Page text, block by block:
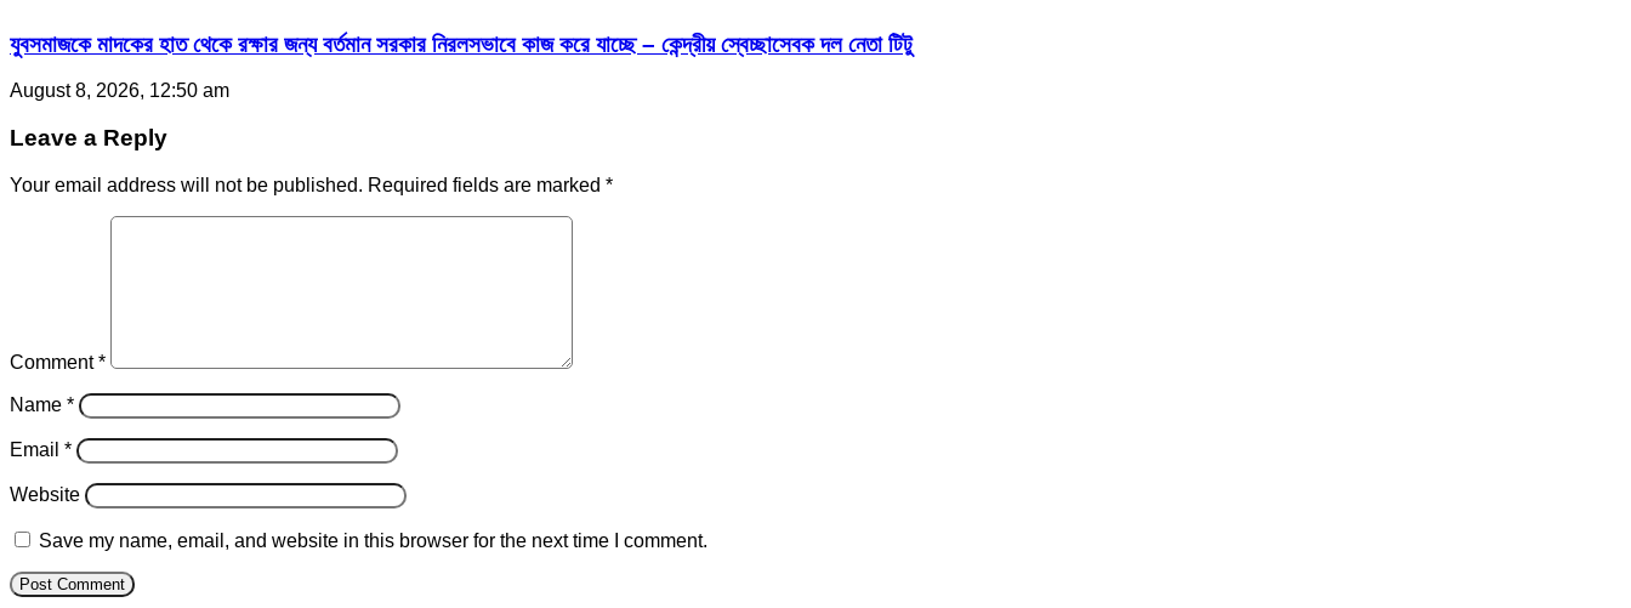
যুবসমাজকে মাদকের হাত থেকে রক্ষার জন্য বর্তমান সরকার নিরলসভাবে কাজ করে যাচ্ছে – কেন্দ্রীয় স্বেচ্ছাসেবক দল নেতা টিটু
August 8, 2026, 12:50 am
Leave a Reply
Your email address will not be published. Required fields are marked *
Comment*
Name *
Email *
Website
Save my name, email, and website in this browser for the next time I comment.